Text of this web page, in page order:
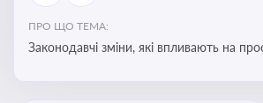
ПРО ЩО ТЕМА:
Законодавчі зміни, які впливають на